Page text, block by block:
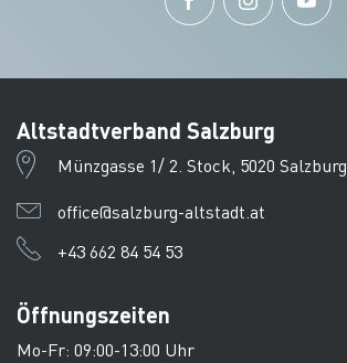
Altstadtverband Salzburg
Münzgasse 1/ 2. Stock, 5020 Salzburg
office@salzburg-altstadt.at
+43 662 84 54 53
Öffnungszeiten
Mo-Fr: 09:00-13:00 Uhr